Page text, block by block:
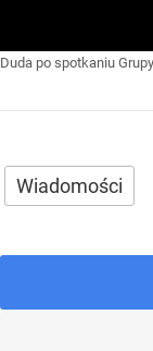
Duda po spotkaniu
Wiadomości